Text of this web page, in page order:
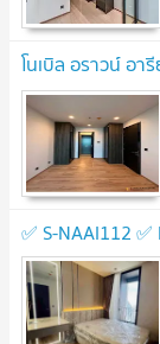
โนเบิล อราวน์ อา
✅ S-NAAI112